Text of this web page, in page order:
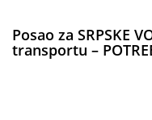
Posao za SRPSKE
transportu –